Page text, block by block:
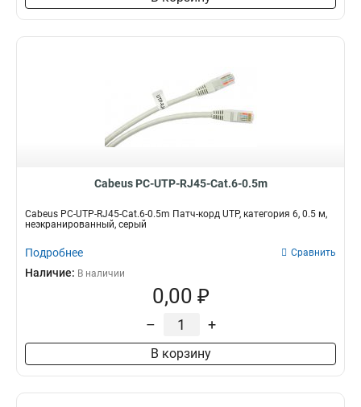
Cabeus PC-UTP-RJ45-Cat.6-0.5m
Cabeus PC-UTP-RJ45-Cat.6-0.5m Патч-корд UTP, категория 6, 0.5 м,
неэкранированный, серый
Подробнее Сравнить
Наличие: В наличии
0,00 ₽
– +
В корзину